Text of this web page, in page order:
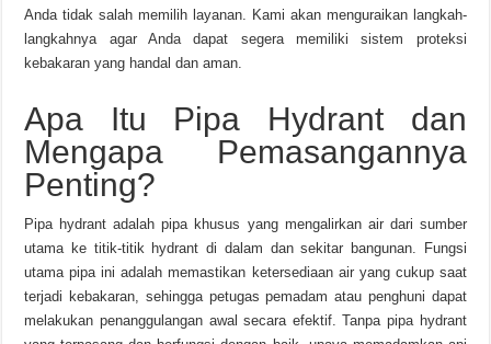
Anda tidak salah memilih layanan. Kami akan menguraikan langkah-
langkahnya agar Anda dapat segera memiliki sistem proteksi
kebakaran yang handal dan aman.
Apa Itu Pipa Hydrant dan
Mengapa Pemasangannya
Penting?
Pipa hydrant adalah pipa khusus yang mengalirkan air dari sumber
utama ke titik-titik hydrant di dalam dan sekitar bangunan. Fungsi
utama pipa ini adalah memastikan ketersediaan air yang cukup saat
terjadi kebakaran, sehingga petugas pemadam atau penghuni dapat
melakukan penanggulangan awal secara efektif. Tanpa pipa hydrant